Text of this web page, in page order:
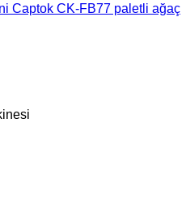
Captok CK-FB77 paletli ağaç